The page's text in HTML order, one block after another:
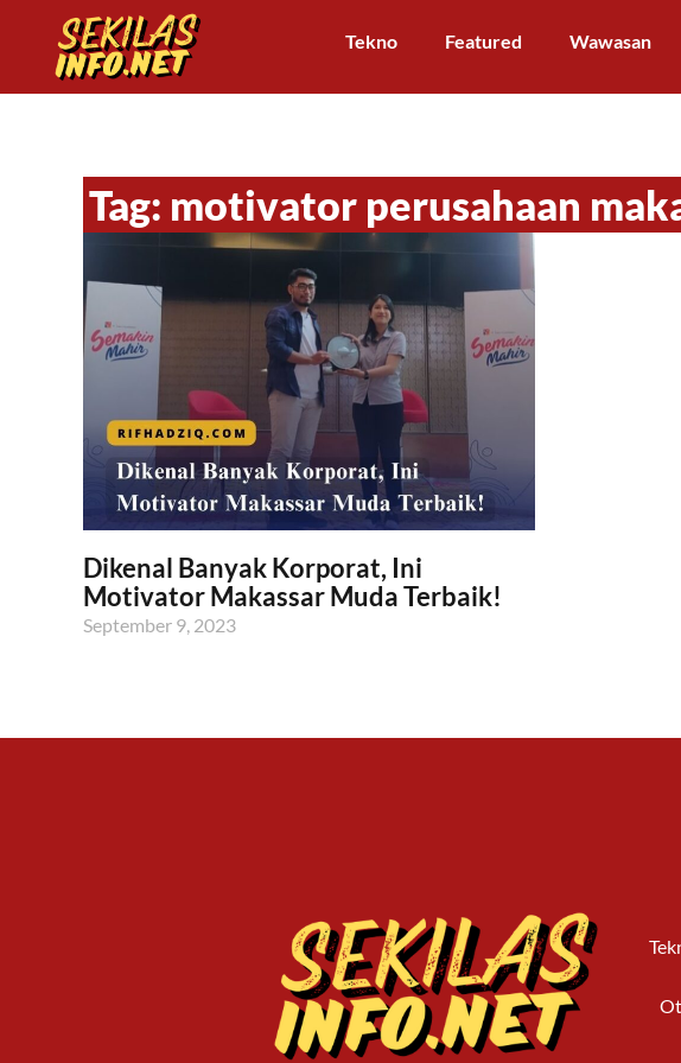
Tekno Featured Wawasan
Tag: motivator perusahaan
Dikenal Banyak Korporat, Ini
Motivator Makassar Muda Terbaik!
September 9, 2023